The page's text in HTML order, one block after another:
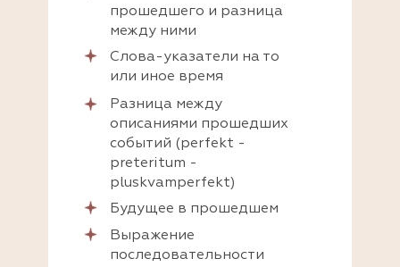
прошедшего и разница
между ними
Слова-указатели на то
или иное время
Разница между
описаниями прошедших
событий (perfekt -
preteritum -
pluskvamperfekt)
Будущее в прошедшем
Выражение
последовательности